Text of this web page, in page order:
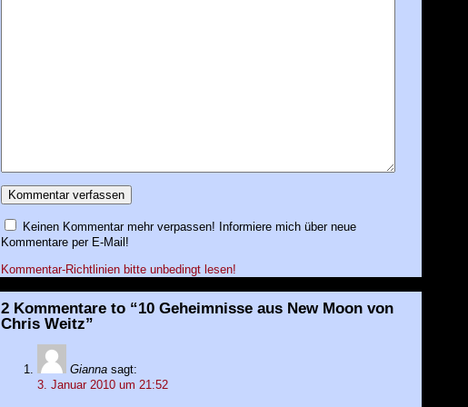
Keinen Kommentar mehr verpassen! Informiere mich über neue
Kommentare per E-Mail!
Kommentar-Richtlinien bitte unbedingt lesen!
2 Kommentare to “10 Geheimnisse aus New Moon von
Chris Weitz”
Gianna sagt:
3. Januar 2010 um 21:52